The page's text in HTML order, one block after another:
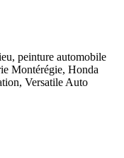
peinture automobile
Montérégie, Honda
Versatile Auto